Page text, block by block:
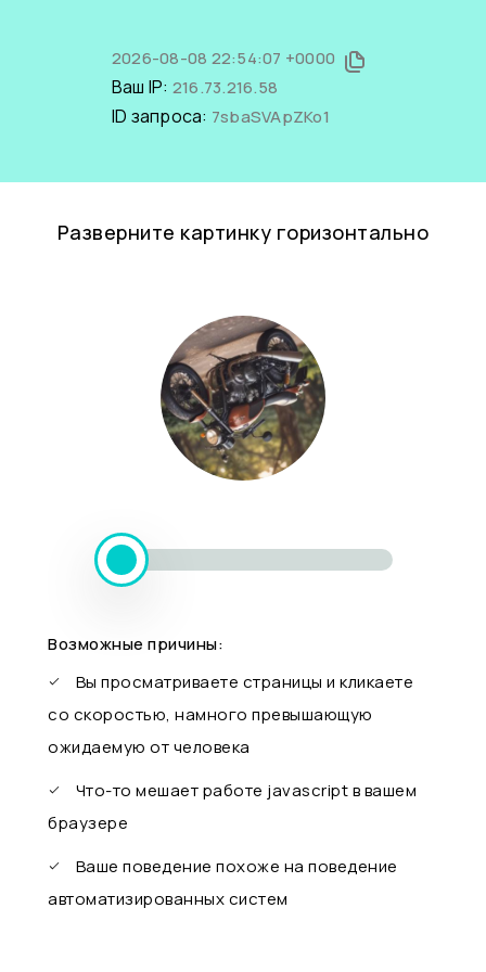
2026-08-08 22:54:07 +0000
Ваш IP: 216.73.216.58
ID запроса: 7sbaSVApZKo1
Разверните картинку горизонтально
Возможные причины:
Вы просматриваете страницы и кликаете
со скоростью, намного превышающую
ожидаемую от человека
Что-то мешает работе javascript в вашем
браузере
Ваше поведение похоже на поведение
автоматизированных систем